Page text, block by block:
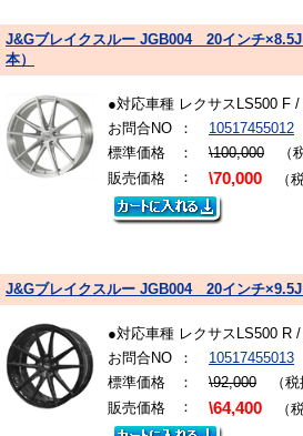
J&Gブレイクスルー JGB004 20インチ
本）
●対応車種 レクサスLS500 F
お問合NO
：
10517455012
標準価格
： \100,000 （
販売価格
： \70,000 （税
J&Gブレイクスルー JGB004 20インチ×9.5J
●対応車種 レクサスLS500 R
お問合NO
：
10517455013
標準価格
： \92,000 （税
販売価格
： \64,400 （税